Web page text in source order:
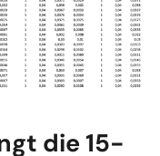
die 15-